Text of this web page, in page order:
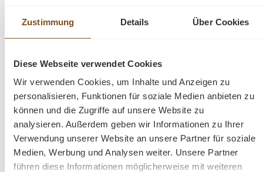
Zustimmung Details Über Cookies
Diese Webseite verwendet Cookies
Wir verwenden Cookies, um Inhalte und Anzeigen zu
personalisieren, Funktionen für soziale Medien anbieten zu
können und die Zugriffe auf unsere Website zu
analysieren. Außerdem geben wir Informationen zu Ihrer
Verwendung unserer Website an unsere Partner für soziale
Medien, Werbung und Analysen weiter. Unsere Partner
führen diese Informationen möglicherweise mit weiteren
können das ganze Jahr draußen stehen. Außerdem
Eigenschaften:
Serie: Stapel
Gartenstühle Einzelmaße (BxTxH): 62x62x98 cm
Material Stühle: Teakholz massiv
Sitzbreite: (ca.) 53 cm